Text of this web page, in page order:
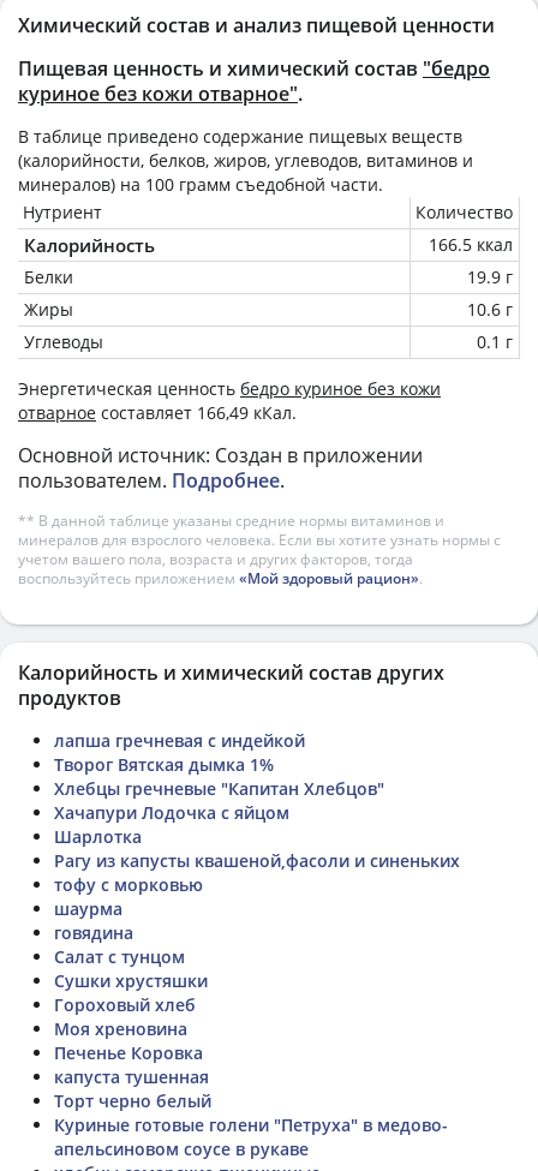
Химический состав и анализ пищевой ценности
Пищевая ценность и химический состав "бедро
куриное без кожи отварное".
В таблице приведено содержание пищевых веществ
(калорийности, белков, жиров, углеводов, витаминов и
минералов) на 100 грамм съедобной части.
Нутриент
Количество
Калорийность
166.5 ккал
Белки
19.9 г
Жиры
10.6 г
Углеводы
0.1 г
Энергетическая ценность бедро куриное без кожи
отварное составляет 166,49 кКал.
Основной источник: Создан в приложении
пользователем. Подробнее.
** В данной таблице указаны средние нормы витаминов и
минералов для взрослого человека. Если вы хотите узнать нормы с
учетом вашего пола, возраста и других факторов, тогда
воспользуйтесь приложением «Мой здоровый рацион».
Калорийность и химический состав других
продуктов
лапша гречневая с индейкой
Творог Вятская дымка 1%
Хлебцы гречневые "Капитан Хлебцов"
Хачапури Лодочка с яйцом
Шарлотка
Рагу из капусты квашеной,фасоли и синеньких
тофу с морковью
шаурма
говядина
Салат с тунцом
Сушки хрустяшки
Гороховый хлеб
Моя хреновина
Печенье Коровка
капуста тушенная
Торт черно белый
Куриные готовые голени "Петруха" в медово-
апельсиновом соусе в рукаве